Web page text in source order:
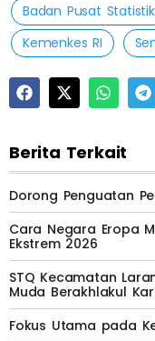
Badan Pusat Statistik
Kemenkes RI
Berita Terkait
Dorong Penguatan
Cara Negara Eropa
Ekstrem 2026
STQ Kecamatan
Muda Berakhlakul
Fokus Utama pada